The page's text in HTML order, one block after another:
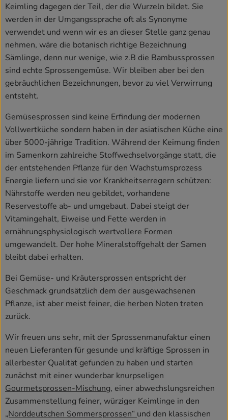
Keimling dagegen der Teil, der die Wurzeln bildet. Sie
werden in der Umgangssprache oft als Synonyme
verwendet und wenn wir es an dieser Stelle ganz genau
nehmen, wäre die botanisch richtige Bezeichnung
Sämlinge, denn nur wenige, wie z.B die Bambussprossen
sind echte Sprossengemüse. Wir bleiben aber bei den
gebräuchlichen Bezeichnungen, bevor zu viel Verwirrung
entsteht.
Gemüsesprossen sind keine Erfindung der modernen
Vollwertküche sondern haben in der asiatischen Küche eine
über 5000-jährige Tradition. Während der Keimung finden
im Samenkorn zahlreiche Stoffwechselvorgänge statt, die
der entstehenden Pflanze für den Wachstumsprozess
Energie liefern und sie vor Krankheitserregern schützen:
Nährstoffe werden neu gebildet, vorhandene
Reservestoffe ab- und umgebaut. Dabei steigt der
Vitamingehalt, Eiweise und Fette werden in
ernährungsphysiologisch wertvollere Formen
umgewandelt. Der hohe Mineralstoffgehalt der Samen
bleibt dabei erhalten.
Bei Gemüse- und Kräutersprossen entspricht der
Geschmack grundsätzlich dem der ausgewachsenen
Pflanze, ist aber meist feiner, die herben Noten treten
zurück.
Wir freuen uns sehr, mit der Sprossenmanufaktur einen
neuen Lieferanten für gesunde und kräftige Sprossen in
allerbester Qualität gefunden zu haben und starten
zunächst mit einer wunderbar knurpseligen
Gourmetsprossen-Mischung, einer abwechslungsreichen
Zusammenstellung feiner, würziger Keimlinge in den
„Norddeutschen Sommersprossen“ und den klassischen